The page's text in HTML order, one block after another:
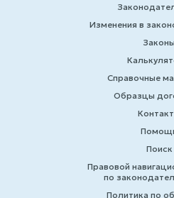
Изменения в
Законы
Справочные
Образцы
Поиск
Правовой
по
Политика по